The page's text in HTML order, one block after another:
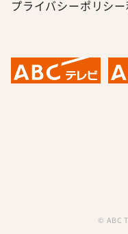
プライバシーポリシー
© ABC